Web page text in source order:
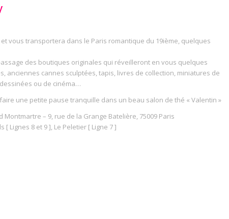
vous transportera dans le Paris romantique du 19ième, quelques
des boutiques originales qui réveilleront en vous quelques
anciennes cannes sculptées, tapis, livres de collection, miniatures de
ou de cinéma…
une petite pause tranquille dans un beau salon de thé « Valentin »
Montmartre – 9, rue de la Grange Batelière, 75009 Paris
[ Lignes 8 et 9 ], Le Peletier [ Ligne 7 ]